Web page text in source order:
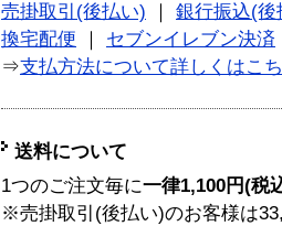
売掛取引(後払い)
銀行振込(後
換宅配便
セブンイレブン決済
⇒支払方法について詳しくはこ
送料について
1つのご注文毎に一律1,100円(税
※売掛取引(後払い)のお客様は